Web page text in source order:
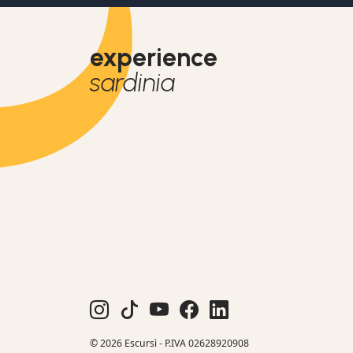
experience
sardinia
© 2026 Escursì - P.IVA 02628920908